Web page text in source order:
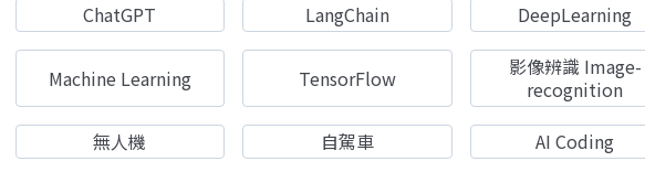
影像辨識 Image-recognition Penetration-test
DevOps
駭客 Hack C 程式語言
機器人製作 Robots JavaScript
職涯發展 前端開發
行動軟體開發
分散式架構 量子電腦
資訊科學 資訊安全
A K Peters Academic Press
Auerbach
CRC Wiley
Morgan Kaufmann No Starch Press
機器人雜誌 ROBOCON Magazine 創客‧自造者工作坊
ChatGPT LangChain DeepLearning
Machine Learning TensorFlow
影像辨識 Image-
recognition
無人機 自駕車 AI Coding